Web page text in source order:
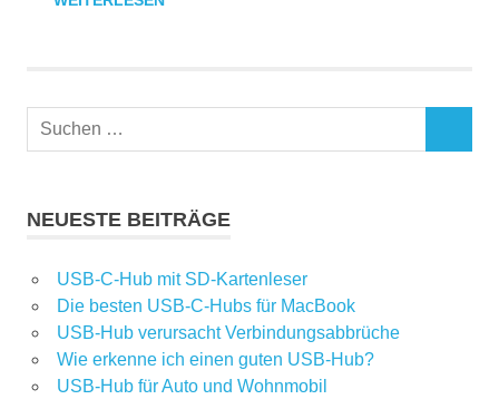
Suchen
NEUESTE BEITRÄGE
USB-C-Hub mit SD-Kartenleser
Die besten USB-C-Hubs für MacBook
USB-Hub verursacht Verbindungsabbrüche
Wie erkenne ich einen guten USB-Hub?
USB-Hub für Auto und Wohnmobil